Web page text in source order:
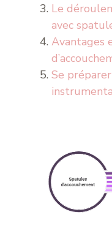
Le
avec
Avantages
Se